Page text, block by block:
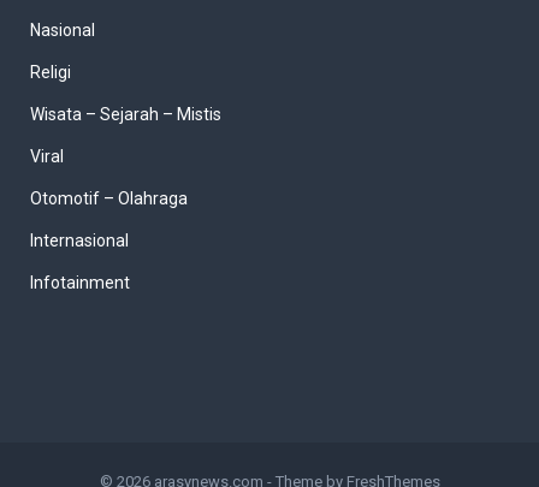
Nasional
Religi
Wisata – Sejarah – Mistis
Viral
Otomotif – Olahraga
Internasional
Infotainment
© 2026 arasynews.com - Theme by FreshThemes